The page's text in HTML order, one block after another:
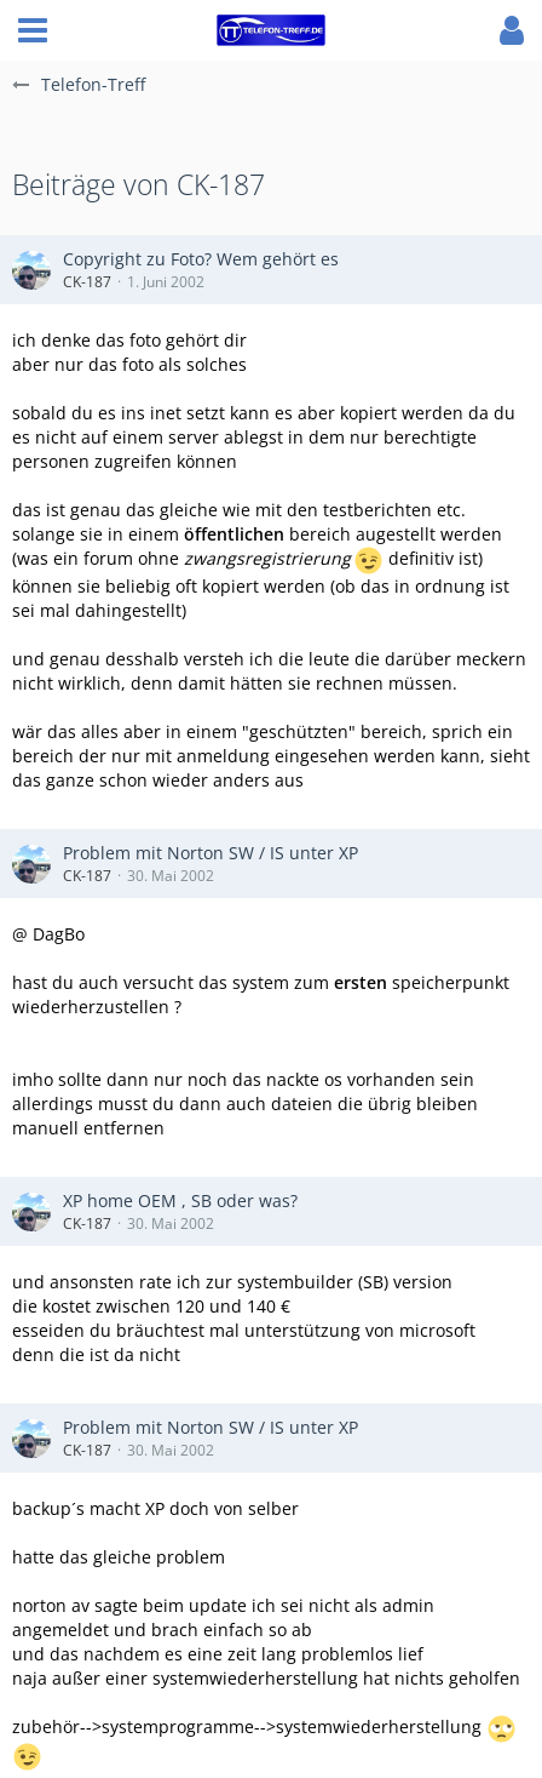
Telefon-Treff
Beiträge von CK-187
Copyright zu Foto? Wem gehört es
CK-187 1. Juni 2002
ich denke das foto gehört dir
aber nur das foto als solches
sobald du es ins inet setzt kann es aber kopiert werden da du
es nicht auf einem server ablegst in dem nur berechtigte
personen zugreifen können
das ist genau das gleiche wie mit den testberichten etc.
solange sie in einem öffentlichen bereich augestellt werden
(was ein forum ohne zwangsregistrierung
definitiv ist)
können sie beliebig oft kopiert werden (ob das in ordnung ist
sei mal dahingestellt)
und genau desshalb versteh ich die leute die darüber meckern
nicht wirklich, denn damit hätten sie rechnen müssen.
wär das alles aber in einem "geschützten" bereich, sprich ein
bereich der nur mit anmeldung eingesehen werden kann, sieht
das ganze schon wieder anders aus
Problem mit Norton SW / IS unter XP
CK-187 30. Mai 2002
@ DagBo
hast du auch versucht das system zum ersten speicherpunkt
wiederherzustellen ?
imho sollte dann nur noch das nackte os vorhanden sein
allerdings musst du dann auch dateien die übrig bleiben
manuell entfernen
XP home OEM , SB oder was?
CK-187 30. Mai 2002
und ansonsten rate ich zur systembuilder (SB) version
die kostet zwischen 120 und 140 €
esseiden du bräuchtest mal unterstützung von microsoft
denn die ist da nicht
Problem mit Norton SW / IS unter XP
CK-187 30. Mai 2002
backup´s macht XP doch von selber
hatte das gleiche problem
norton av sagte beim update ich sei nicht als admin
angemeldet und brach einfach so ab
und das nachdem es eine zeit lang problemlos lief
naja außer einer systemwiederherstellung hat nichts geholfen
zubehör-->systemprogramme-->systemwiederherstellung